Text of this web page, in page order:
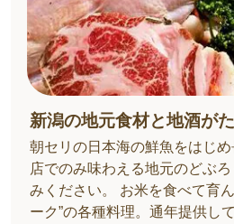
新潟の地元食材と地酒が
朝セリの日本海の鮮魚をはじ
店でのみ味わえる地元のどぶ
みください。 お米を食べて育
ーク”の各種料理。通年提供し